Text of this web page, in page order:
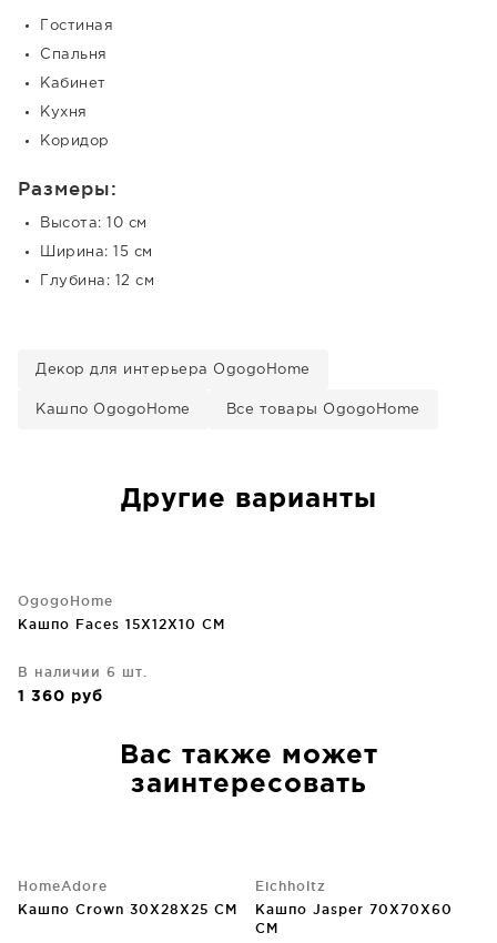
Гостиная
Спальня
Кабинет
Кухня
Коридор
Размеры:
Высота: 10 см
Ширина: 15 см
Глубина: 12 см
Декор для интерьера OgogoHome
Кашпо OgogoHome Все товары OgogoHome
Другие варианты
OgogoHome
Кашпо Faces 15X12X10 CM
В наличии 6 шт.
1 360 руб
Вас также может
заинтересовать
HomeAdore
Кашпо Crown 30X28X25 CM
Eichholtz
Кашпо Jasper 70X70X60
CM